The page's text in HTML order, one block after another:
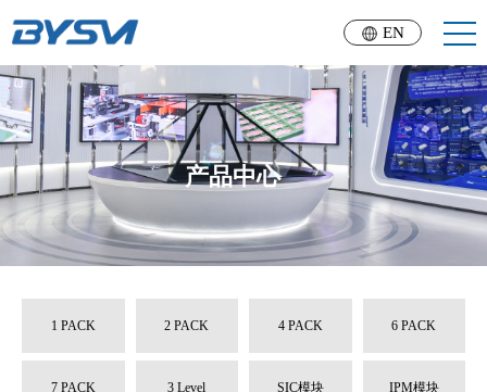
EN
产品中心
1 PACK 2 PACK 4 PACK 6 PACK
7 PACK 3 Level SIC模块 IPM模块